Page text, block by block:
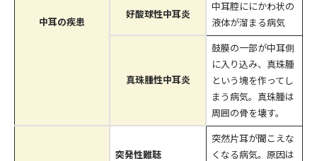
中耳の疾患
好酸球性中耳炎
中耳腔ににかわ状の
液体が溜まる病気
真珠腫性中耳炎
鼓膜の一部が中耳側
に入り込み、真珠腫
という塊を作ってし
まう病気。真珠腫は
周囲の骨を壊す。
突発性難聴
突然片耳が聞こえな
くなる病気。原因は